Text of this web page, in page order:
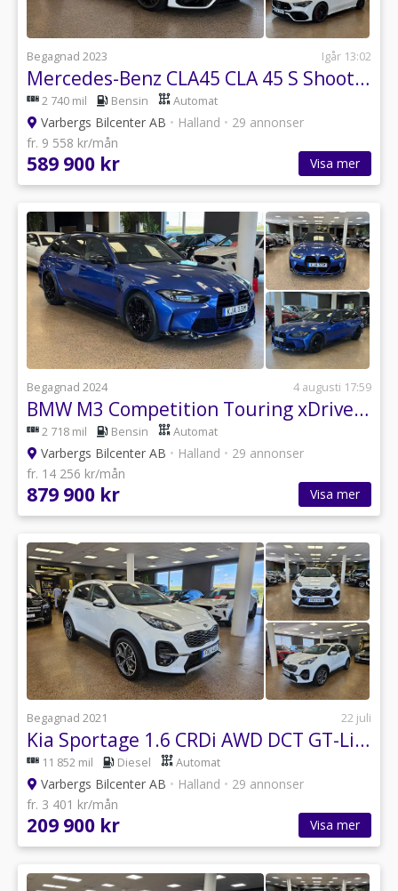
Begagnad 2023 Igår 13:02
Mercedes-Benz CLA45 CLA 45 S Shooting Brake / NYBILSGARANTI / SE SPEC!
2 740 mil Bensin Automat
Varbergs Bilcenter AB • Halland • 29 annonser
fr. 9 558 kr/mån
589 900 kr Visa mer
Begagnad 2024 4 augusti 17:59
BMW M3 Competition Touring xDrive / HUD / H/K
2 718 mil Bensin Automat
Varbergs Bilcenter AB • Halland • 29 annonser
fr. 14 256 kr/mån
879 900 kr Visa mer
Begagnad 2021 22 juli
Kia Sportage 1.6 CRDi AWD DCT GT-Line Euro 6
11 852 mil Diesel Automat
Varbergs Bilcenter AB • Halland • 29 annonser
fr. 3 401 kr/mån
209 900 kr Visa mer